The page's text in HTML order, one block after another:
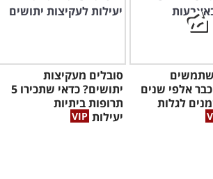
אלפי שנים
לגלות
סובלים מעקיצות
יתושים? כדאי שתכירו 5
תרופות ביתיות
יעילות